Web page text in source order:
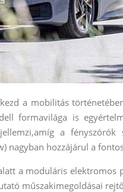
a mobilitás
formavilága is
a
nagyban hozzájárul a
a moduláris elektromos
műszakimegoldásai